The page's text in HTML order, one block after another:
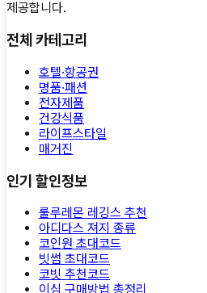
제공합니다.
전체 카테고리
호텔·항공권
명품·패션
전자제품
건강식품
라이프스타일
매거진
인기 할인정보
룰루레몬 레깅스 추천
아디다스 져지 종류
코인원 초대코드
빗썸 초대코드
코빗 추천코드
이심 구매방법 총정리